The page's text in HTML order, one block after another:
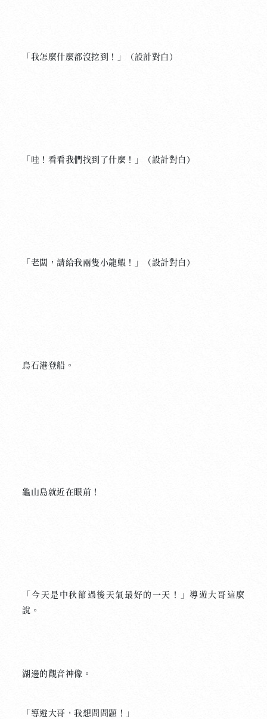
「我怎麼什麼都沒挖到！」（設計對白）
「哇！看看我們找到了什麼！」（設計對白）
「老闆，請給我兩隻小龍蝦！」（設計對白）
烏石港登船。
龜山島就近在眼前！
「今天是中秋節過後天氣最好的一天！」導遊大哥這麼
說。
湖邊的觀音神像。
「導遊大哥，我想問問題！」